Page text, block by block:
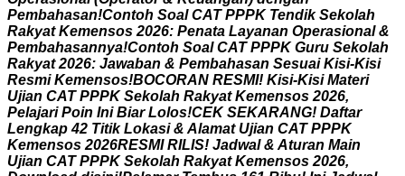
Pembahasan!Contoh Soal CAT PPPK Tendik Sekolah
Rakyat Kemensos 2026: Penata Layanan Operasional &
Pembahasannya!Contoh Soal CAT PPPK Guru Sekolah
Rakyat 2026: Jawaban & Pembahasan Sesuai Kisi-Kisi
Resmi Kemensos!BOCORAN RESMI! Kisi-Kisi Materi
Ujian CAT PPPK Sekolah Rakyat Kemensos 2026,
Pelajari Poin Ini Biar Lolos!CEK SEKARANG! Daftar
Lengkap 42 Titik Lokasi & Alamat Ujian CAT PPPK
Kemensos 2026RESMI RILIS! Jadwal & Aturan Main
Ujian CAT PPPK Sekolah Rakyat Kemensos 2026,